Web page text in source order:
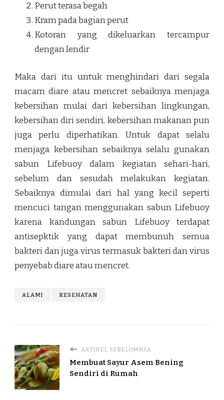
Perut terasa begah
Kram pada bagian perut
Kotoran yang dikeluarkan tercampur
dengan lendir
Maka dari itu untuk menghindari dari segala
macam diare atau mencret sebaiknya menjaga
kebersihan mulai dari kebersihan lingkungan,
kebersihan diri sendiri, kebersihan makanan pun
juga perlu diperhatikan. Untuk dapat selalu
menjaga kebersihan sebaiknya selalu gunakan
sabun Lifebuoy dalam kegiatan sehari-hari,
sebelum dan sesudah melakukan kegiatan.
Sebaiknya dimulai dari hal yang kecil seperti
mencuci tangan menggunakan sabun Lifebuoy
karena kandungan sabun Lifebuoy terdapat
antisepktik yang dapat membunuh semua
bakteri dan juga virus termasuk bakteri dan virus
penyebab diare atau mencret.
ALAMI KESEHATAN
ARTIKEL SEBELUMNYA
Membuat Sayur Asem Bening
Sendiri di Rumah